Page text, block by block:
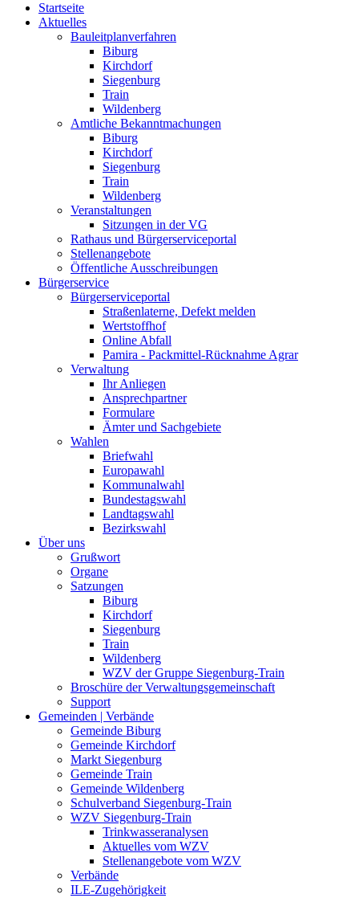
Startseite
Aktuelles
Bauleitplanverfahren
Biburg
Kirchdorf
Siegenburg
Train
Wildenberg
Amtliche Bekanntmachungen
Biburg
Kirchdorf
Siegenburg
Train
Wildenberg
Veranstaltungen
Sitzungen in der VG
Rathaus und Bürgerserviceportal
Stellenangebote
Öffentliche Ausschreibungen
Bürgerservice
Bürgerserviceportal
Straßenlaterne, Defekt melden
Wertstoffhof
Online Abfall
Pamira - Packmittel-Rücknahme Agrar
Verwaltung
Ihr Anliegen
Ansprechpartner
Formulare
Ämter und Sachgebiete
Wahlen
Briefwahl
Europawahl
Kommunalwahl
Bundestagswahl
Landtagswahl
Bezirkswahl
Über uns
Grußwort
Organe
Satzungen
Biburg
Kirchdorf
Siegenburg
Train
Wildenberg
WZV der Gruppe Siegenburg-Train
Broschüre der Verwaltungsgemeinschaft
Support
Gemeinden | Verbände
Gemeinde Biburg
Gemeinde Kirchdorf
Markt Siegenburg
Gemeinde Train
Gemeinde Wildenberg
Schulverband Siegenburg-Train
WZV Siegenburg-Train
Trinkwasseranalysen
Aktuelles vom WZV
Stellenangebote vom WZV
Verbände
ILE-Zugehörigkeit